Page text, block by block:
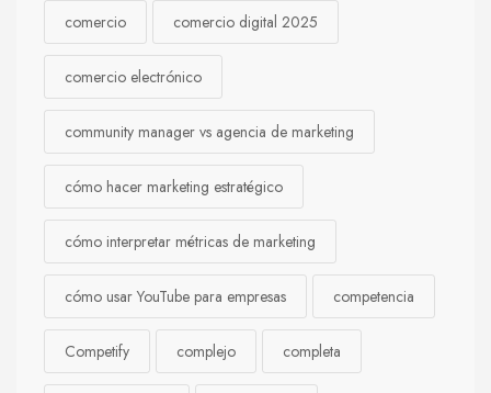
comercio comercio digital 2025
comercio electrónico
community manager vs agencia de marketing
cómo hacer marketing estratégico
cómo interpretar métricas de marketing
cómo usar YouTube para empresas competencia
Competify complejo completa